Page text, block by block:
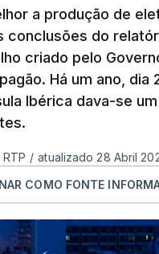
a produção de
conclusões do
criado pelo
Há um ano, dia
Ibérica dava-se
/ atualizado 28 Abril
COMO FONTE